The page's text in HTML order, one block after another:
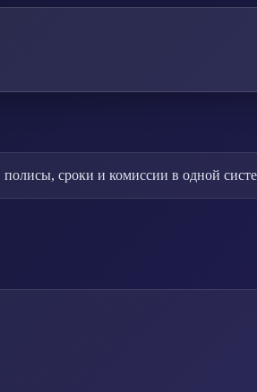
сроки и комиссии в одной